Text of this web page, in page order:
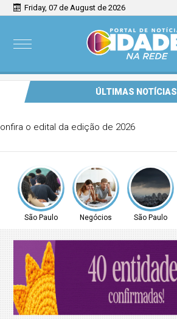
Friday, 07 de August de 2026
ÚLTIMAS NOTÍCIAS
Provão Paulista Seriado: confira o
São Paulo Negócios São Paulo